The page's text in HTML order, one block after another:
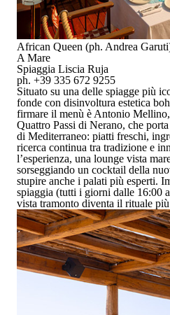
African Queen (ph. Andrea
A Mare
Spiaggia Liscia Ruja
ph. +39 335 672 9255
Situato su una delle spiagge più
fonde con disinvoltura estetica
firmare il menù è Antonio Mellino
Quattro Passi di Nerano, che
di Mediterraneo: piatti freschi,
ricerca continua tra tradizione e
l’esperienza, una lounge vista
sorseggiando un cocktail della
stupire anche i palati più esperti.
spiaggia (tutti i giorni dalle 16:00
vista tramonto diventa il rituale